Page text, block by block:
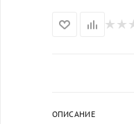
ОПИСАНИЕ